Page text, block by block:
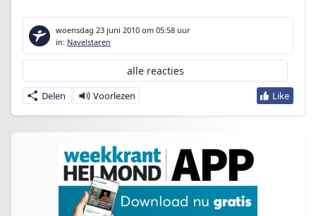
woensdag 23 juni 2010 om 05:58 uur
in: Navelstaren
Delen
alle reacties